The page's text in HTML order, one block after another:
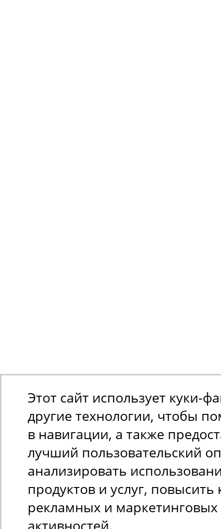
Этот сайт использует куки-
другие технологии, чтобы
в навигации, а также
лучший пользовательский
анализировать
продуктов и услуг, повысить
рекламных и маркетинговых